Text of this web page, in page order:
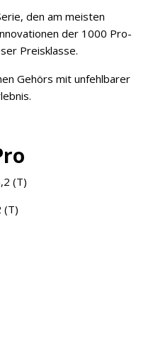
den am meisten
der 1000 Pro-
Preisklasse.
Gehörs mit unfehlbarer
(T)
(T)